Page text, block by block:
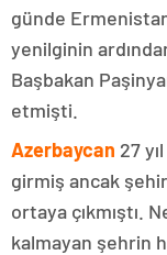
günde
yenilginin
Başbakan
etmişti.
Azerbaycan 27
girmiş ancak
ortaya çıkmıştı.
kalmayan şehrin